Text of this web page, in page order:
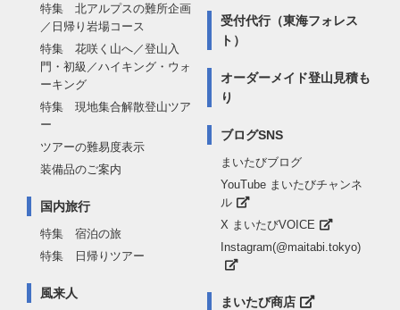
特集 北アルプスの難所企画
／日帰り岩場コース
特集 花咲く山へ／登山入
門・初級／ハイキング・ウォ
ーキング
特集 現地集合解散登山ツア
ー
ツアーの難易度表示
装備品のご案内
国内旅行
特集 宿泊の旅
特集 日帰りツアー
風来人
受付代行（東海フォレス
ト）
オーダーメイド登山見積も
り
ブログSNS
まいたびブログ
YouTube まいたびチャンネ
ル
X まいたびVOICE
Instagram(@maitabi.tokyo)
まいたび商店